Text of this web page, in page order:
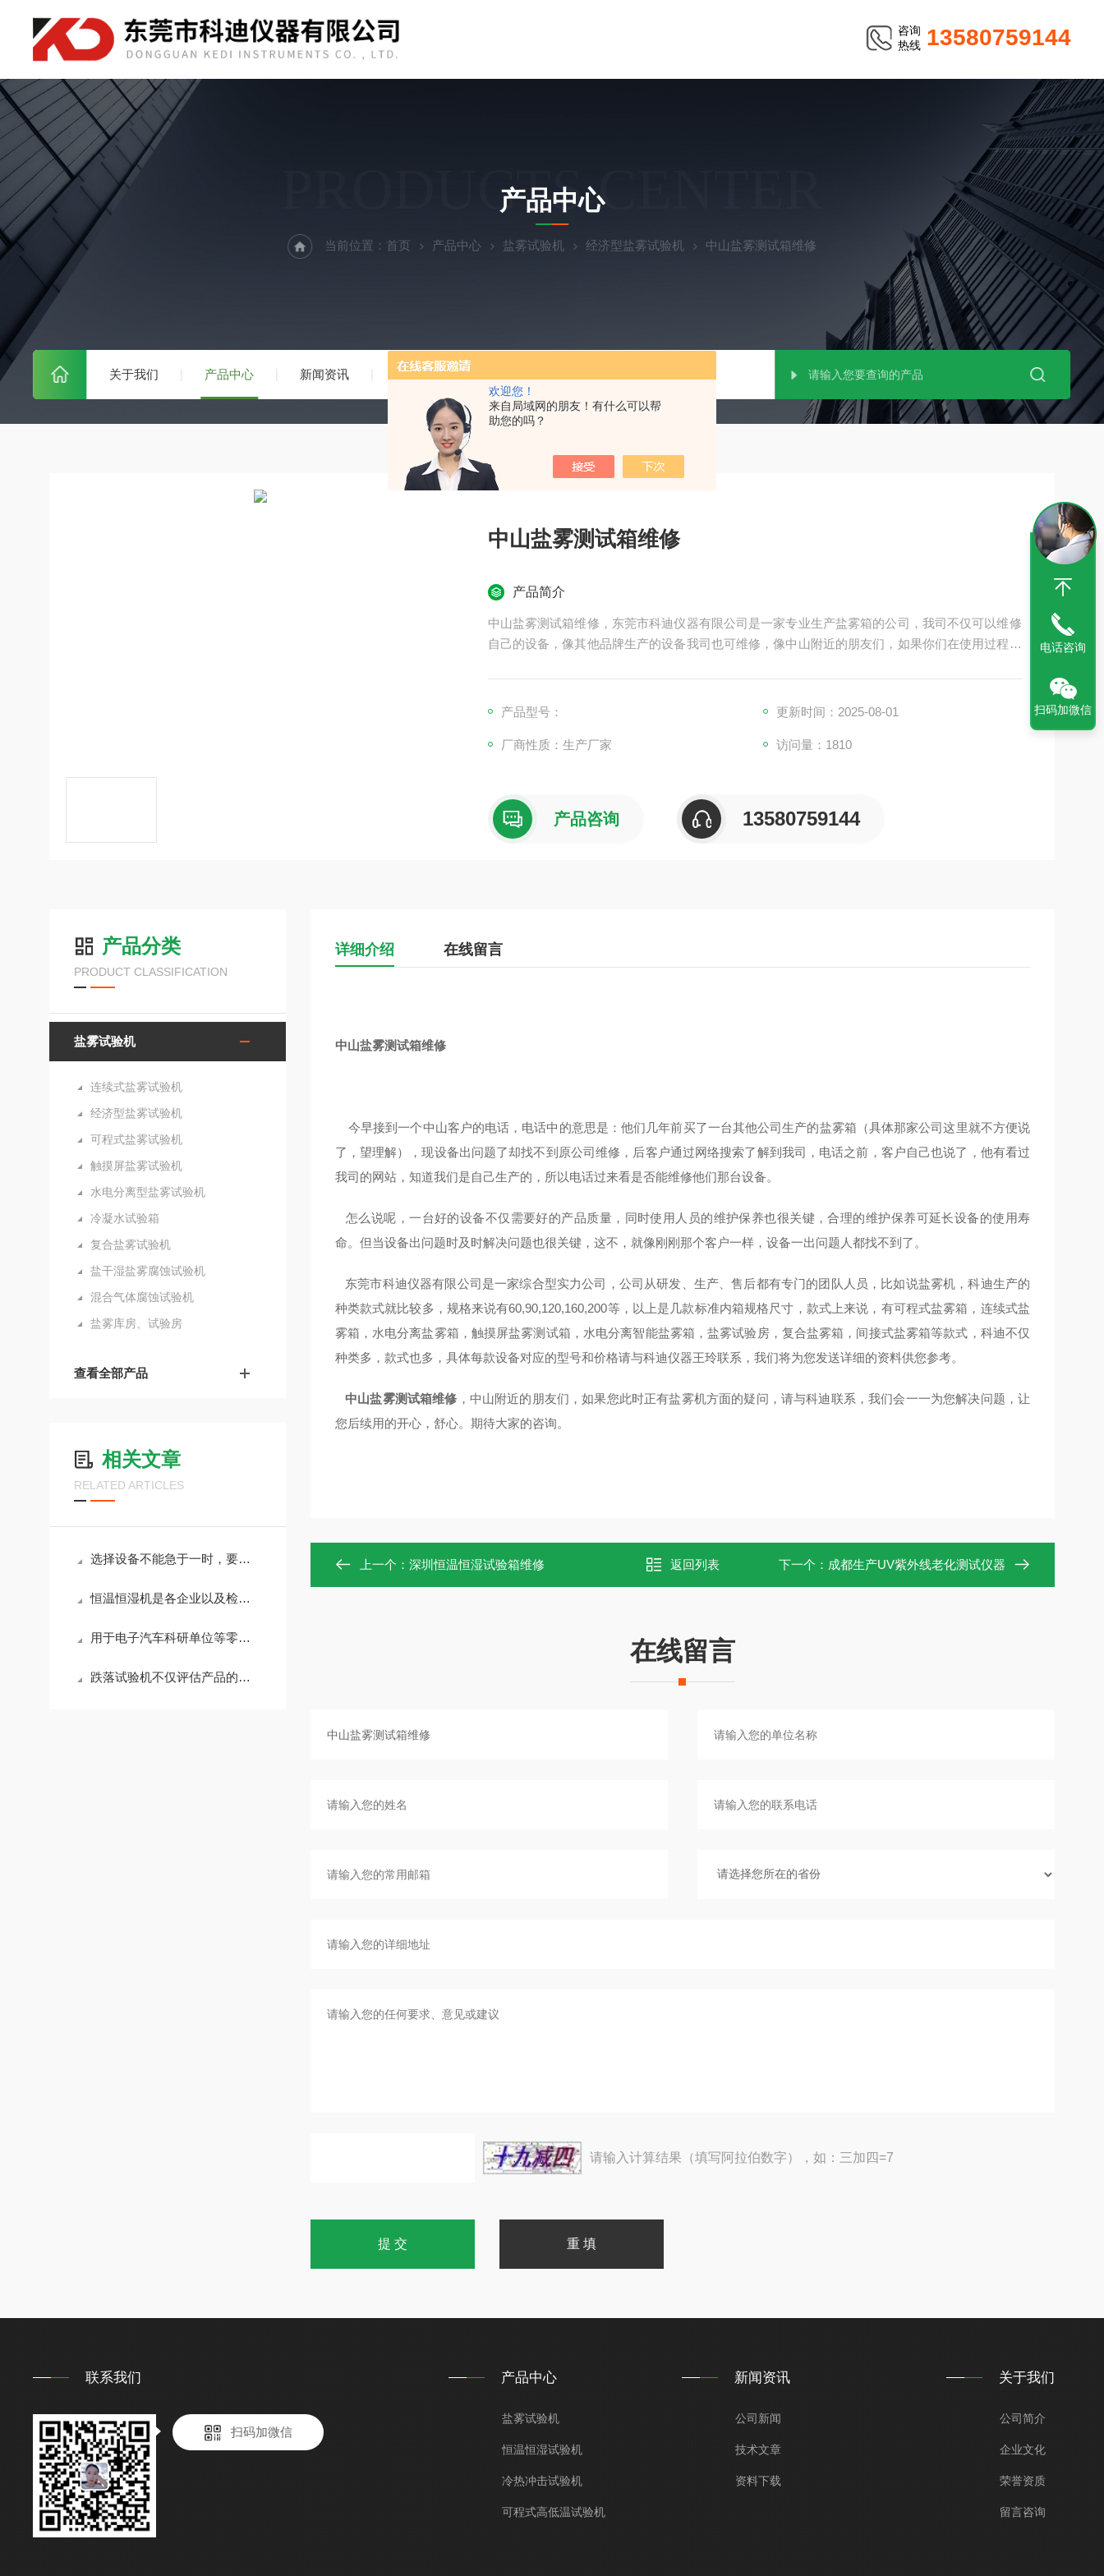
欢迎您！
来自局域网的朋友！有什么可以帮
助您的吗？
咨询
热线 13580759144
关于我们 产品中心 新闻资讯 技术文章
PRODUCTS CENTER
产品中心
当前位置： 首页 产品中心 盐雾试验机 经济型盐雾试验机 中山盐雾测试箱维修
中山盐雾测试箱维修
产品简介
中山盐雾测试箱维修，东莞市科迪仪器有限公司是一家专业生产盐雾箱的公司，我司不仅可以维修
自己的设备，像其他品牌生产的设备我司也可维修，像中山附近的朋友们，如果你们在使用过程中
产品型号： 更新时间：2025-08-01
厂商性质：生产厂家 访问量：1810
产品咨询 13580759144
产品分类
PRODUCT CLASSIFICATION
盐雾试验机
连续式盐雾试验机
经济型盐雾试验机
可程式盐雾试验机
触摸屏盐雾试验机
水电分离型盐雾试验机
冷凝水试验箱
复合盐雾试验机
盐干湿盐雾腐蚀试验机
混合气体腐蚀试验机
盐雾库房、试验房
查看全部产品
相关文章
RELATED ARTICLES
选择设备不能急于一时，要慢慢挑选适合自己的复合盐雾试验机
恒温恒湿机是各企业以及检测机构所普遍使用的设备，对其安装场所有什么要求
用于电子汽车科研单位等零部件及材料在高低温变化的情况下设备的维护心得
跌落试验机不仅评估产品的耐冲击性能，还能为产品改进提供科学依据
详细介绍 在线留言
中山盐雾测试箱维修
今早接到一个中山客户的电话，电话中的意思是：他们几年前买了一台其他公司生产的盐雾箱（具体那家公司这里就不方便说
了，望理解），现设备出问题了却找不到原公司维修，后客户通过网络搜索了解到我司，电话之前，客户自己也说了，他有看过
我司的网站，知道我们是自己生产的，所以电话过来看是否能维修他们那台设备。
怎么说呢，一台好的设备不仅需要好的产品质量，同时使用人员的维护保养也很关键，合理的维护保养可延长设备的使用寿
命。但当设备出问题时及时解决问题也很关键，这不，就像刚刚那个客户一样，设备一出问题人都找不到了。
东莞市科迪仪器有限公司是一家综合型实力公司，公司从研发、生产、售后都有专门的团队人员，比如说盐雾机，科迪生产的
种类款式就比较多，规格来说有60,90,120,160,200等，以上是几款标准内箱规格尺寸，款式上来说，有可程式盐雾箱，连续式盐
雾箱，水电分离盐雾箱，触摸屏盐雾测试箱，水电分离智能盐雾箱，盐雾试验房，复合盐雾箱，间接式盐雾箱等款式，科迪不仅
种类多，款式也多，具体每款设备对应的型号和价格请与科迪仪器王玲联系，我们将为您发送详细的资料供您参考。
中山盐雾测试箱维修 ， 中山附近的朋友们，如果您此时正有盐雾机方面的疑问，请与科迪联系，我们会一一为您解决问题，让
您后续用的开心，舒心。期待大家的咨询。
上一个： 深圳恒温恒湿试验箱维修 返回列表 下一个： 成都生产UV紫外线老化测试仪器
在线留言
请输入计算结果（填写阿拉伯数字），如：三加四=7
联系我们
扫码加微信
产品中心
盐雾试验机
恒温恒湿试验机
冷热冲击试验机
可程式高低温试验机
新闻资讯
公司新闻
技术文章
资料下载
关于我们
公司简介
企业文化
荣誉资质
留言咨询
电话咨询
扫码加微信